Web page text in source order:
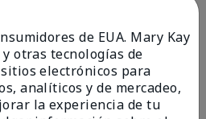
de EUA. Mary Kay
otras tecnologías de
electrónicos para
analíticos y de mercadeo,
la experiencia de tu